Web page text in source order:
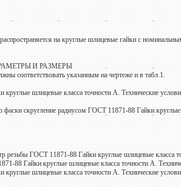
на круглые шлицевые гайки с
И РАЗМЕРЫ
соответствовать указанным на чертеже и в табл.1.
шлицевые класса точности А. Технические
фаски скругление радиусом ГОСТ 11871-88 Гайки
резьбы ГОСТ 11871-88 Гайки круглые шлицевые класса
88 Гайки круглые шлицевые класса точности А.
шлицевые класса точности А. Технические